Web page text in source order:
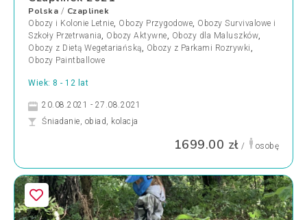
Polska / Czaplinek
Obozy i Kolonie Letnie, Obozy Przygodowe, Obozy Survivalowe i
Szkoły Przetrwania, Obozy Aktywne, Obozy dla Maluszków,
Obozy z Dietą Wegetariańską, Obozy z Parkami Rozrywki ,
Obozy Paintballowe
Wiek: 8 - 12 lat
20.08.2021 - 27.08.2021
Śniadanie, obiad, kolacja
1699.00 zł / osobę